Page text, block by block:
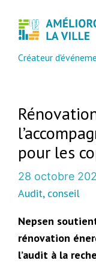
Créateur
pour les
28 octobre
Audit, conseil
Nepsen
rénovation
l’audit à la